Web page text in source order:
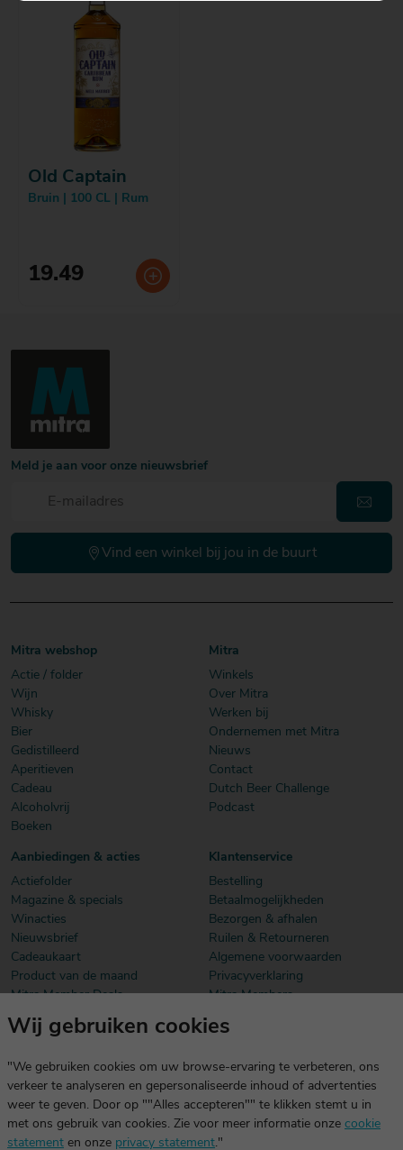
Old Captain
Bruin | 100 CL | Rum
19.49
Meld je aan voor onze nieuwsbrief
Vind een winkel bij jou in de buurt
Mitra webshop
Actie / folder
Wijn
Whisky
Bier
Gedistilleerd
Aperitieven
Cadeau
Alcoholvrij
Boeken
Mitra
Winkels
Over Mitra
Werken bij
Ondernemen met Mitra
Nieuws
Contact
Dutch Beer Challenge
Podcast
Aanbiedingen & acties
Actiefolder
Magazine & specials
Winacties
Nieuwsbrief
Cadeaukaart
Product van de maand
Mitra Member Deals
Klantenservice
Bestelling
Betaalmogelijkheden
Bezorgen & afhalen
Ruilen & Retourneren
Algemene voorwaarden
Privacyverklaring
Mitra Members
Download onze app
dezelfde gegevens die je voor mitra.nl gebruikt.
Wij gebruiken cookies
"We gebruiken cookies om uw browse-ervaring te verbeteren, ons
verkeer te analyseren en gepersonaliseerde inhoud of advertenties
weer te geven. Door op ""Alles accepteren"" te klikken stemt u in
met ons gebruik van cookies. Zie voor meer informatie onze cookie
statement en onze privacy statement."